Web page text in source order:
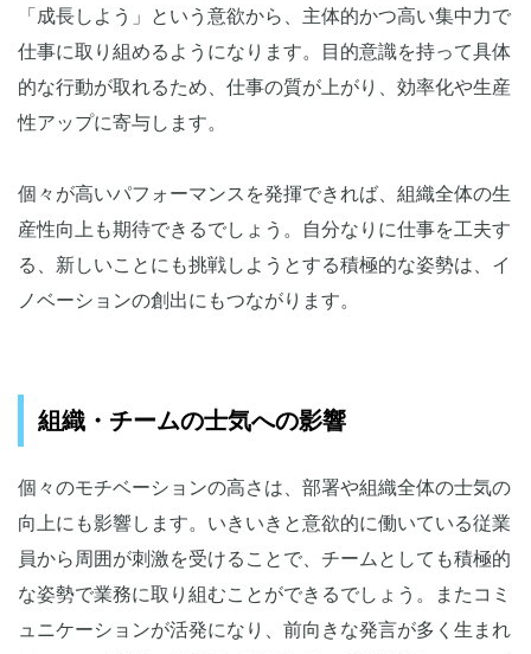
「成長しよう」という意欲から、主体的かつ高い集中力で
仕事に取り組めるようになります。目的意識を持って具体
的な行動が取れるため、仕事の質が上がり、効率化や生産
性アップに寄与します。
個々が高いパフォーマンスを発揮できれば、組織全体の生
産性向上も期待できるでしょう。自分なりに仕事を工夫す
る、新しいことにも挑戦しようとする積極的な姿勢は、イ
ノベーションの創出にもつながります。
組織・チームの士気への影響
個々のモチベーションの高さは、部署や組織全体の士気の
向上にも影響します。いきいきと意欲的に働いている従業
員から周囲が刺激を受けることで、チームとしても積極的
な姿勢で業務に取り組むことができるでしょう。またコミ
ュニケーションが活発になり、前向きな発言が多く生まれ